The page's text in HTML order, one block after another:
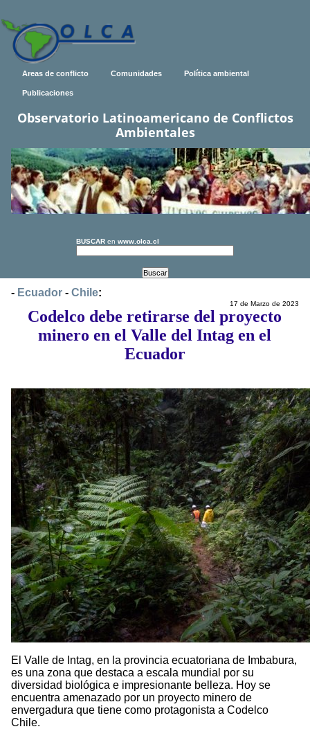
Areas de conflicto Comunidades Política ambiental
Publicaciones
Observatorio Latinoamericano de Conflictos
Ambientales
BUSCAR en www.olca.cl
- Ecuador - Chile:
17 de Marzo de 2023
Codelco debe retirarse del proyecto
minero en el Valle del Intag en el
Ecuador
El Valle de Intag, en la provincia ecuatoriana de Imbabura,
es una zona que destaca a escala mundial por su
diversidad biológica e impresionante belleza. Hoy se
encuentra amenazado por un proyecto minero de
envergadura que tiene como protagonista a Codelco
Chile.